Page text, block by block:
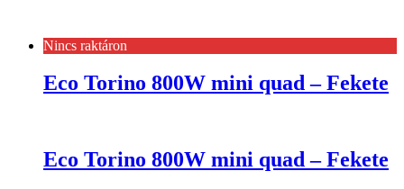
Nincs raktáron
Eco Torino 800W mini quad – Fekete
Eco Torino 800W mini quad – Fekete